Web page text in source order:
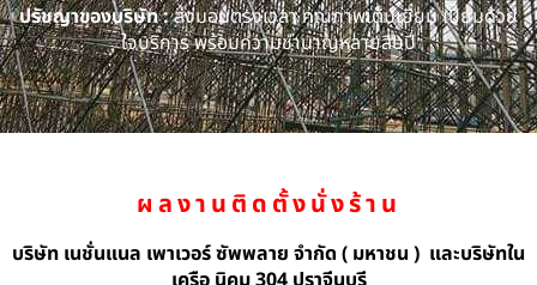
ปรัชญาของบริษัท :ส่งมอบตรงเวลา คุณภาพเต็มเยี่ยม เปี่ยมด้วย
ใจบริการ พร้อมความชำนาญหลายสิบปี
ผลงานติดตั้งนั่งร้าน
บริษัท เนชั่นแนล เพาเวอร์ ซัพพลาย จำกัด ( มหาชน ) และบริษัทใน